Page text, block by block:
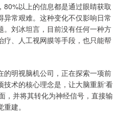
以上的信息都是通过眼睛获取
常艰难。这种变化不仅影响日常
刘冰坦言，目前没有任何一种方
、人工视网膜等手段，也只能帮
明视脑机公司，正在探索一项前
术的核心理念是，让大脑重新‘看
，并将其转化为神经信号，直接输
建。